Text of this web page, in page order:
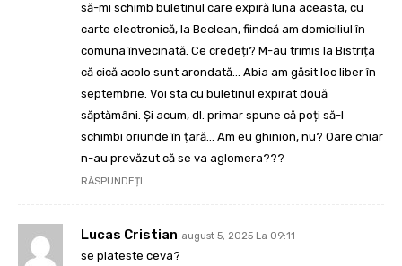
să-mi schimb buletinul care expiră luna aceasta, cu
carte electronică, la Beclean, fiindcă am domiciliul în
comuna învecinată. Ce credeți? M-au trimis la Bistrița
că cică acolo sunt arondată… Abia am găsit loc liber în
septembrie. Voi sta cu buletinul expirat două
săptămâni. Și acum, dl. primar spune că poți să-l
schimbi oriunde în țară… Am eu ghinion, nu? Oare chiar
n-au prevăzut că se va aglomera???
RĂSPUNDEȚI
Lucas Cristian august 5, 2025 La 09:11
se plateste ceva?